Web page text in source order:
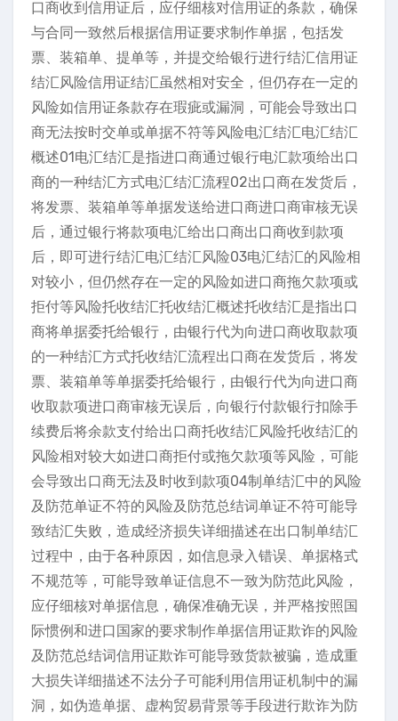
口商收到信用证后，应仔细核对信用证的条款，确保
与合同一致然后根据信用证要求制作单据，包括发
票、装箱单、提单等，并提交给银行进行结汇信用证
结汇风险信用证结汇虽然相对安全，但仍存在一定的
风险如信用证条款存在瑕疵或漏洞，可能会导致出口
商无法按时交单或单据不符等风险电汇结汇电汇结汇
概述01电汇结汇是指进口商通过银行电汇款项给出口
商的一种结汇方式电汇结汇流程02出口商在发货后，
将发票、装箱单等单据发送给进口商进口商审核无误
后，通过银行将款项电汇给出口商出口商收到款项
后，即可进行结汇电汇结汇风险03电汇结汇的风险相
对较小，但仍然存在一定的风险如进口商拖欠款项或
拒付等风险托收结汇托收结汇概述托收结汇是指出口
商将单据委托给银行，由银行代为向进口商收取款项
的一种结汇方式托收结汇流程出口商在发货后，将发
票、装箱单等单据委托给银行，由银行代为向进口商
收取款项进口商审核无误后，向银行付款银行扣除手
续费后将余款支付给出口商托收结汇风险托收结汇的
风险相对较大如进口商拒付或拖欠款项等风险，可能
会导致出口商无法及时收到款项04制单结汇中的风险
及防范单证不符的风险及防范总结词单证不符可能导
致结汇失败，造成经济损失详细描述在出口制单结汇
过程中，由于各种原因，如信息录入错误、单据格式
不规范等，可能导致单证信息不一致为防范此风险，
应仔细核对单据信息，确保准确无误，并严格按照国
际惯例和进口国家的要求制作单据信用证欺诈的风险
及防范总结词信用证欺诈可能导致货款被骗，造成重
大损失详细描述不法分子可能利用信用证机制中的漏
洞，如伪造单据、虚构贸易背景等手段进行欺诈为防